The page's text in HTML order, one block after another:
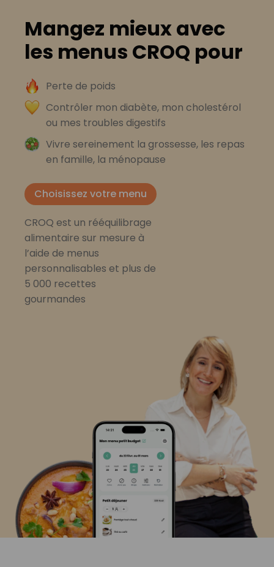
Mangez mieux avec
les menus CROQ pour
Perte de poids
Contrôler mon diabète, mon cholestérol
ou mes troubles digestifs
Vivre sereinement la grossesse, les repas
en famille, la ménopause
Choisissez votre menu
CROQ est un rééquilibrage
alimentaire sur mesure à
l’aide de menus
personnalisables et plus de
5 000 recettes
gourmandes